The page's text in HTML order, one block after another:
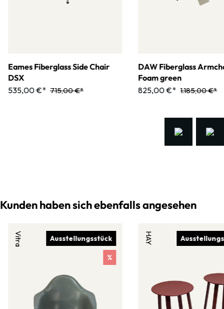
Eames Fiberglass Side Chair
DSX
535,00 €* 715,00 €*
DAW Fiberglass
Foam green
825,00 €* 1.185,00 €*
Kunden haben sich ebenfalls angesehen
Ausstellungsstück
%
Vitra HAY